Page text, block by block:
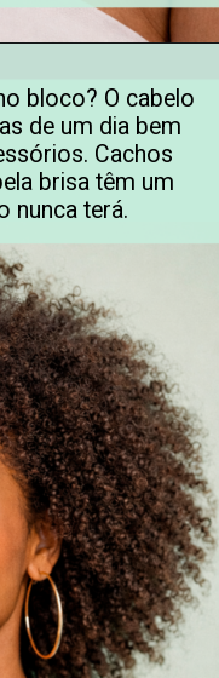
bloco? O cabelo
de um dia bem
Cachos
brisa têm um
nunca terá.